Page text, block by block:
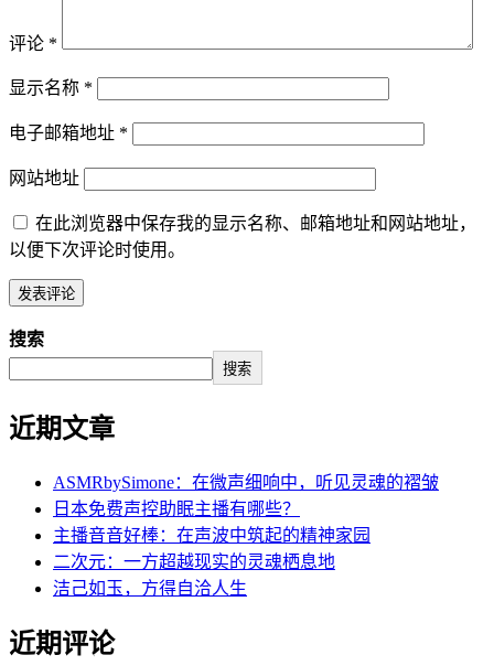
评论 *
显示名称 *
电子邮箱地址 *
网站地址
在此浏览器中保存我的显示名称、邮箱地址和网站地址，
以便下次评论时使用。
搜索
搜索
近期文章
ASMRbySimone：在微声细响中，听见灵魂的褶皱
日本免费声控助眠主播有哪些？
主播音音好棒：在声波中筑起的精神家园
二次元：一方超越现实的灵魂栖息地
洁己如玉，方得自洽人生
近期评论